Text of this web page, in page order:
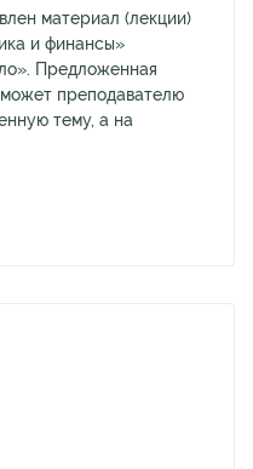
материал (лекции)
и финансы»
Предложенная
преподавателю
тему, а на